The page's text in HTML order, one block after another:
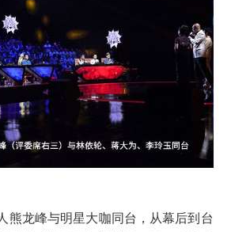
熊龙峰与明星大咖同台，从幕后到台